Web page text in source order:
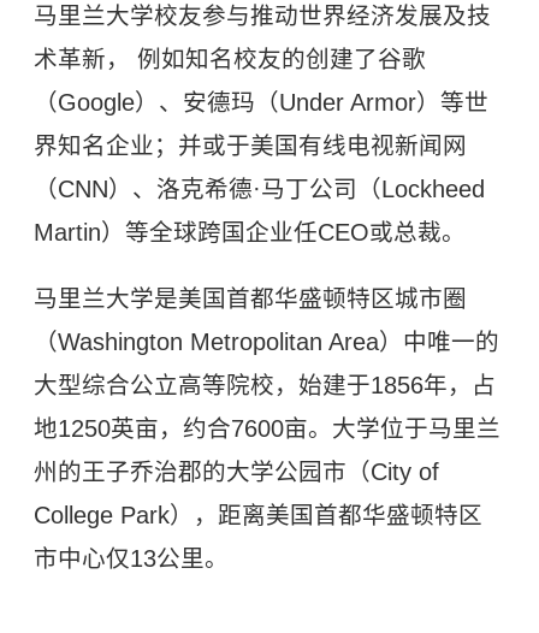
马里兰大学校友参与推动世界经济发展及技
术革新， 例如知名校友的创建了谷歌
（Google）、安德玛（Under Armor）等世
界知名企业；并或于美国有线电视新闻网
（CNN）、洛克希德·马丁公司（Lockheed
Martin）等全球跨国企业任CEO或总裁。
马里兰大学是美国首都华盛顿特区城市圈
（Washington Metropolitan Area）中唯一的
大型综合公立高等院校，始建于1856年，占
地1250英亩，约合7600亩。大学位于马里兰
州的王子乔治郡的大学公园市（City of
College Park），距离美国首都华盛顿特区
市中心仅13公里。